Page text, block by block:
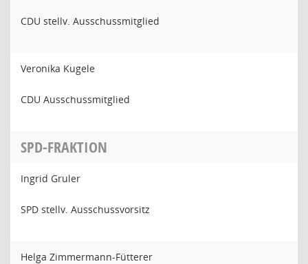
CDU stellv. Ausschussmitglied
Veronika Kugele
CDU Ausschussmitglied
SPD-FRAKTION
Ingrid Gruler
SPD stellv. Ausschussvorsitz
Helga Zimmermann-Fütterer